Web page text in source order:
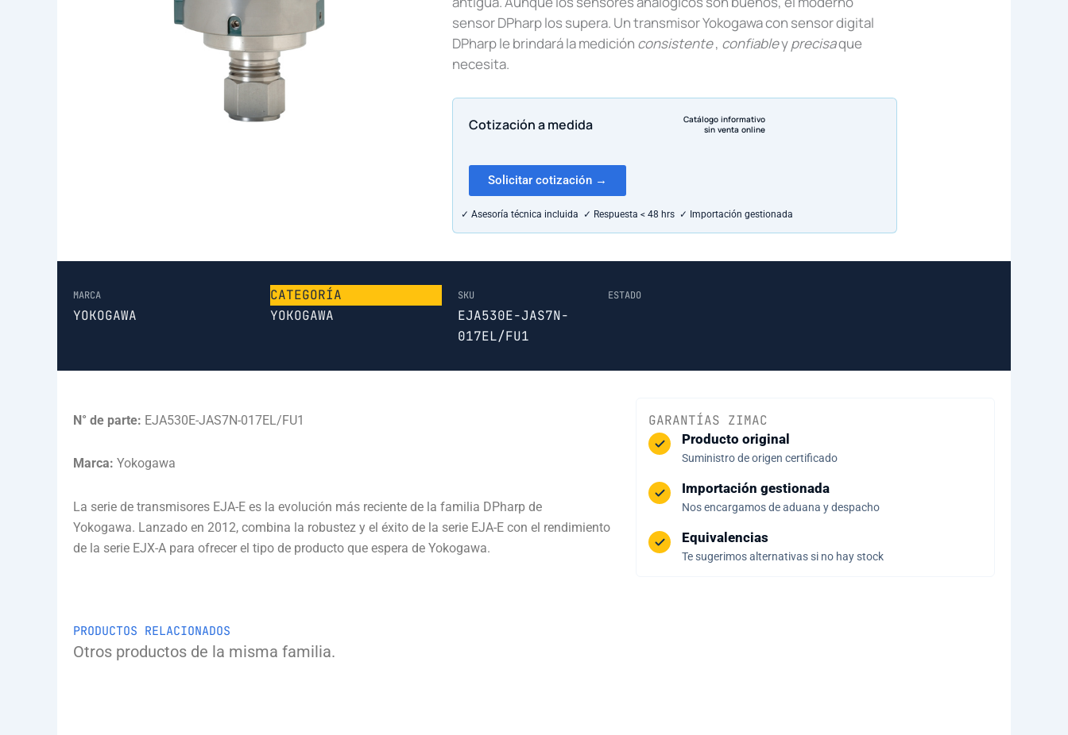
sensor DPharp los supera. Un transmisor Yokogawa con sensor digital
DPharp le brindará la medición consistente, confiableyprecisaque
necesita.
Cotización a medida
Catálogo informativo
sin venta online
Solicitar cotización →
✓ Asesoría técnica incluida ✓ Respuesta < 48 hrs ✓ Importación gestionada
MARCA
YOKOGAWA
CATEGORÍA
YOKOGAWA
SKU
EJA530E-JAS7N-
017EL/FU1
ESTADO
N° de parte: EJA530E-JAS7N-017EL/FU1
Marca: Yokogawa
La serie de transmisores EJA-E es la evolución más reciente de la familia DPharp de
Yokogawa. Lanzado en 2012, combina la robustez y el éxito de la serie EJA-E con el rendimiento
de la serie EJX-A para ofrecer el tipo de producto que espera de Yokogawa.
GARANTÍAS ZIMAC
Producto original
Suministro de origen certificado
Importación gestionada
Nos encargamos de aduana y despacho
Equivalencias
Te sugerimos alternativas si no hay stock
PRODUCTOS RELACIONADOS
Otros productos de la misma familia.